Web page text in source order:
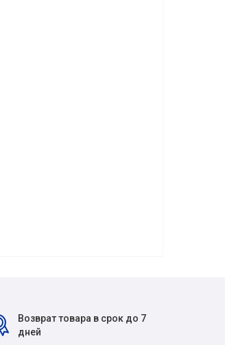
Возврат товара в срок до 7
дней